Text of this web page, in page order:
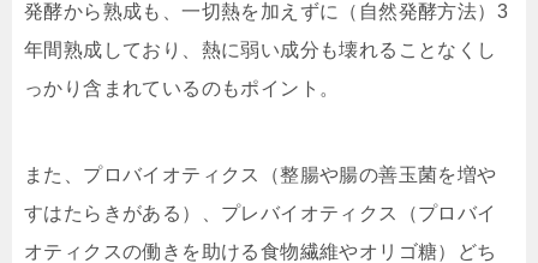
発酵から熟成も、一切熱を加えずに（自然発酵方法）3
年間熟成しており、熱に弱い成分も壊れることなくし
っかり含まれているのもポイント。
また、プロバイオティクス（整腸や腸の善玉菌を増や
すはたらきがある）、プレバイオティクス（プロバイ
オティクスの働きを助ける食物繊維やオリゴ糖）どち